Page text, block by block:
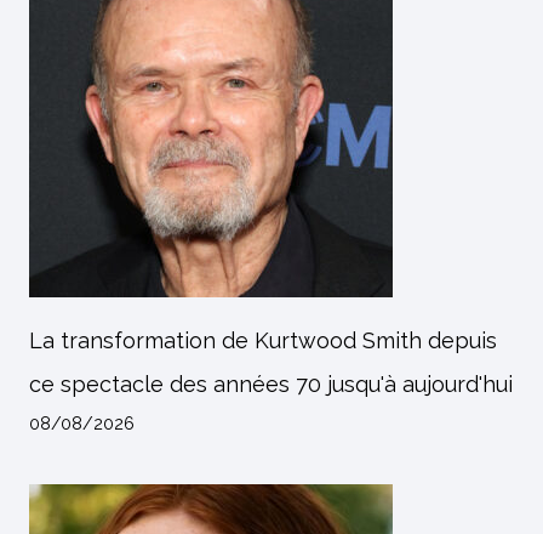
La transformation de Kurtwood Smith depuis
ce spectacle des années 70 jusqu'à aujourd'hui
08/08/2026